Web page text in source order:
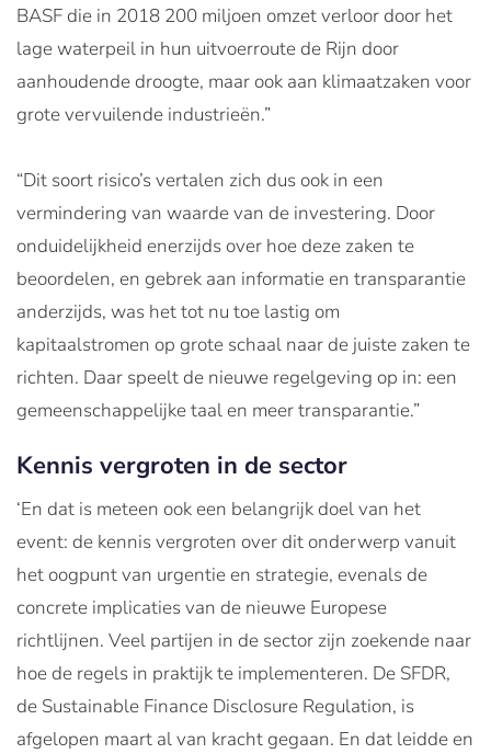
BASF die in 2018 200 miljoen omzet verloor door het
lage waterpeil in hun uitvoerroute de Rijn door
aanhoudende droogte, maar ook aan klimaatzaken voor
grote vervuilende industrieën.”
“Dit soort risico’s vertalen zich dus ook in een
vermindering van waarde van de investering. Door
onduidelijkheid enerzijds over hoe deze zaken te
beoordelen, en gebrek aan informatie en transparantie
anderzijds, was het tot nu toe lastig om
kapitaalstromen op grote schaal naar de juiste zaken te
richten. Daar speelt de nieuwe regelgeving op in: een
gemeenschappelijke taal en meer transparantie.”
Kennis vergroten in de sector
‘En dat is meteen ook een belangrijk doel van het
event: de kennis vergroten over dit onderwerp vanuit
het oogpunt van urgentie en strategie, evenals de
concrete implicaties van de nieuwe Europese
richtlijnen. Veel partijen in de sector zijn zoekende naar
hoe de regels in praktijk te implementeren. De SFDR,
de Sustainable Finance Disclosure Regulation, is
afgelopen maart al van kracht gegaan. En dat leidde en